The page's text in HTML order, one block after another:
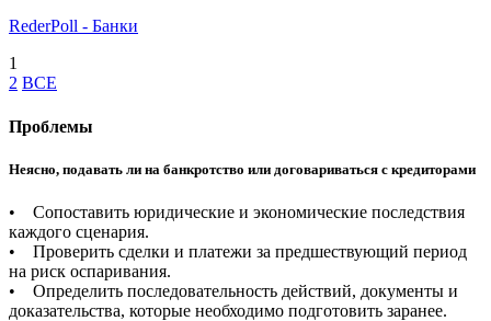
RederPoll - Банки
1
2 ВСЕ
Проблемы
Неясно, подавать ли на банкротство или договариваться с кредиторами
• Сопоставить юридические и экономические последствия
каждого сценария.
• Проверить сделки и платежи за предшествующий период
на риск оспаривания.
• Определить последовательность действий, документы и
доказательства, которые необходимо подготовить заранее.